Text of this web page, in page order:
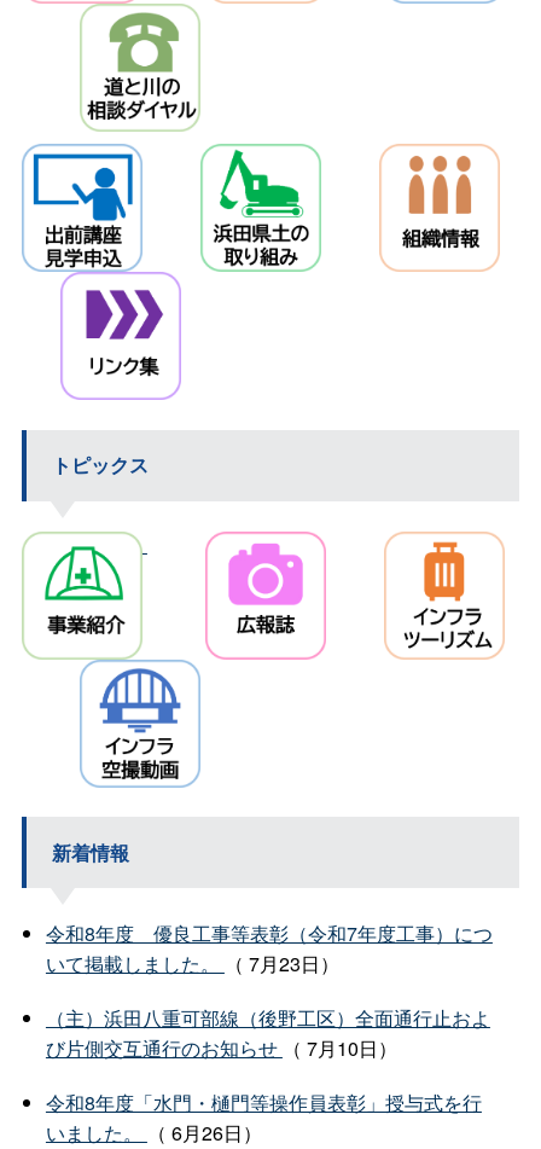
＿＿＿ ＿＿＿ ＿
トピックス
＿＿＿
新着情報
令和8年度 優良工事等表彰（令和7年度工事）につ
いて掲載しました。
（ 7月23日）
（主）浜田八重可部線（後野工区）全面通行止およ
び片側交互通行のお知らせ
（ 7月10日）
令和8年度「水門・樋門等操作員表彰」授与式を行
いました。
（ 6月26日）